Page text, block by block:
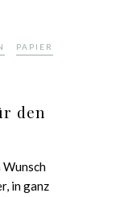
PAPIER
den
Wunsch
in ganz